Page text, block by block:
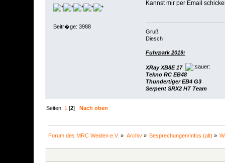
Beitr�ge: 3988
Kannst mir per Email
Gruß
Diesch
Fuhrpark 2019:
XRay XB8E 17
Tekno RC EB48
Thundertiger EB4 G3
Serpent SRX2 HT Team
Seiten: 1 [2] Nach oben
Forum des MRC Weiden e.V. » Archiv» Besprechungen/Infos (alt) »